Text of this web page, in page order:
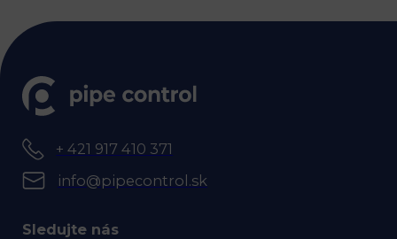
+ 421 917 410 371
info@pipecontrol.sk
Sledujte nás